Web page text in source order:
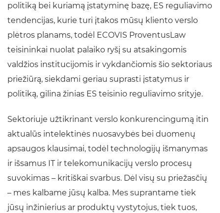
politiką bei kuriamą įstatyminę bazę, ES reguliavimo
tendencijas, kurie turi įtakos mūsų kliento verslo
plėtros planams, todėl ECOVIS ProventusLaw
teisininkai nuolat palaiko ryšį su atsakingomis
valdžios institucijomis ir vykdančiomis šio sektoriaus
priežiūrą, siekdami geriau suprasti įstatymus ir
politiką, gilina žinias ES teisinio reguliavimo srityje.
Sektoriuje užtikrinant verslo konkurencingumą itin
aktualūs intelektinės nuosavybės bei duomenų
apsaugos klausimai, todėl technologijų išmanymas
ir išsamus IT ir telekomunikacijų verslo procesų
suvokimas – kritiškai svarbus. Dėl visų su priežasčių
– mes kalbame jūsų kalba. Mes suprantame tiek
jūsų inžinierius ar produktų vystytojus, tiek tuos,